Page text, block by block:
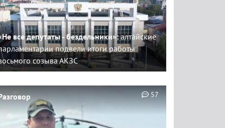
все депутаты - бездельники»:алтайские
подвели итоги работы
созыва АКЗС
57